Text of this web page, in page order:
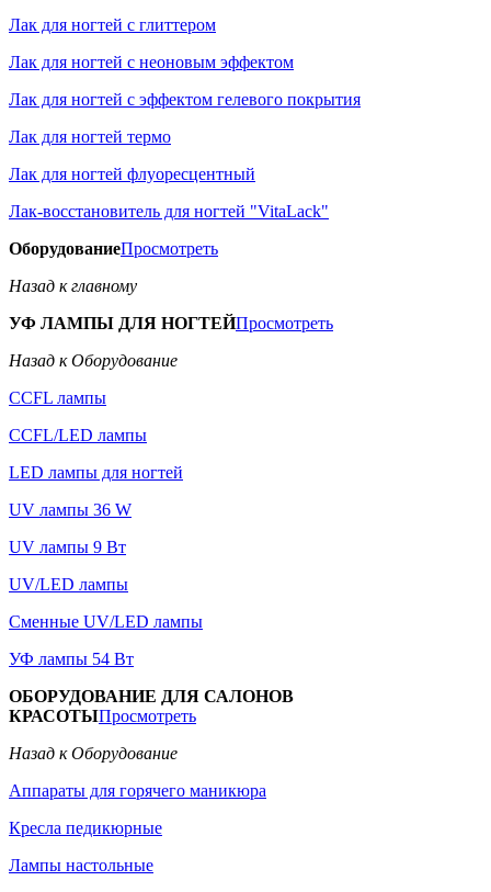
Лак для ногтей с глиттером
Лак для ногтей с неоновым эффектом
Лак для ногтей с эффектом гелевого покрытия
Лак для ногтей термо
Лак для ногтей флуоресцентный
Лак-восстановитель для ногтей "VitaLack"
ОборудованиеПросмотреть
Назад к главному
УФ ЛАМПЫ ДЛЯ НОГТЕЙПросмотреть
Назад к Оборудование
CCFL лампы
CCFL/LED лампы
LED лампы для ногтей
UV лампы 36 W
UV лампы 9 Вт
UV/LED лампы
Сменные UV/LED лампы
УФ лампы 54 Вт
ОБОРУДОВАНИЕ ДЛЯ САЛОНОВ
КРАСОТЫПросмотреть
Назад к Оборудование
Аппараты для горячего маникюра
Кресла педикюрные
Лампы настольные